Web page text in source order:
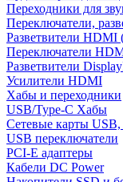
Переходники для
Переключатели,
Разветвители
Переключатели
Разветвители
Усилители HDMI
Хабы и переходники
USB/Type-C Хабы
Сетевые карты
USB переключатели
PCI-E адаптеры
Кабели DC Power